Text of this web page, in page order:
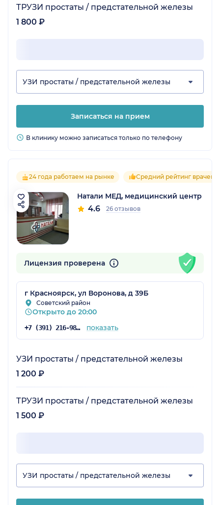
ТРУЗИ простаты / предстательной железы
1 800 ₽
УЗИ простаты / предстательной железы
Записаться на прием
В клинику можно записаться только по телефону
24 года работаем на рынке Средний рейтинг врачей
Натали МЕД, медицинский центр
4.6 26 отзывов
Лицензия проверена
г Красноярск, ул Воронова, д 39Б
Советский район
Открыто до 20:00
+7 (391) 216-98-61 показать
УЗИ простаты / предстательной железы
1 200 ₽
ТРУЗИ простаты / предстательной железы
1 500 ₽
УЗИ простаты / предстательной железы